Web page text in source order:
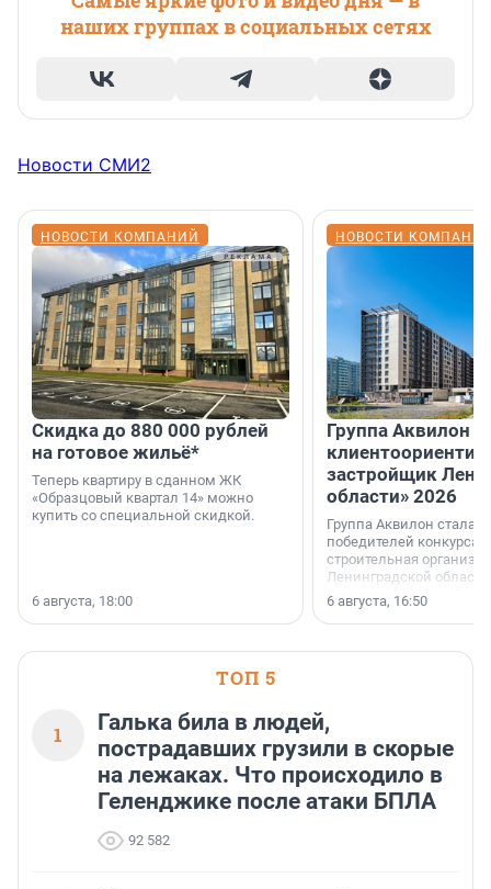
наших группах в социальных сетях
Новости СМИ2
НОВОСТИ КОМПАНИЙ
Скидка до 880 000 рублей
на готовое жильё*
Теперь квартиру в сданном ЖК
«Образцовый квартал 14» можно
купить со специальной скидкой.
6 августа, 18:00
НОВОСТИ
Группа Аквилон
застройщик
области» 2026
Группа Аквилон стала
победителей конкурса
строительная
Ленинградской области
номинации «Самый
застройщик
6 августа, 16:50
ТОП 5
1
Галька била в людей,
пострадавших грузили в скорые
на лежаках. Что происходило в
Геленджике после атаки БПЛА
92 582